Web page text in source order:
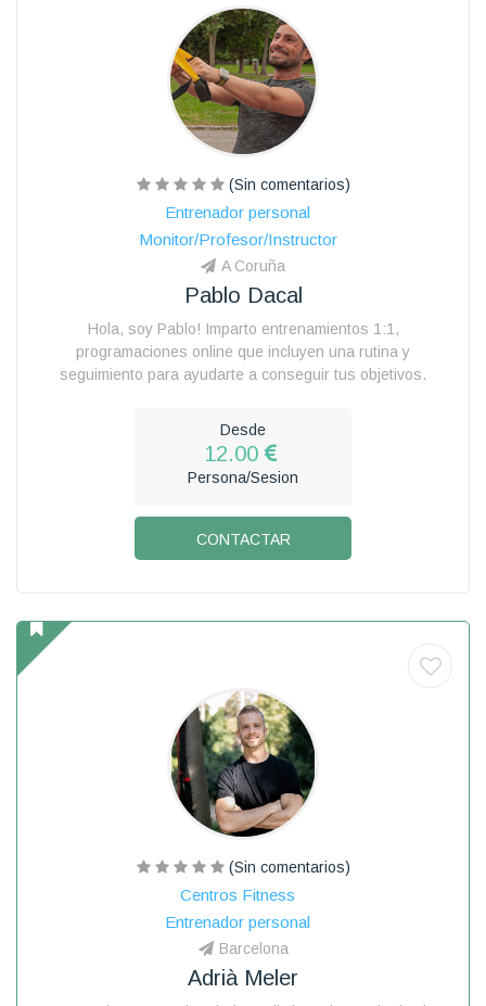
(Sin comentarios)
Entrenador personal
Monitor/Profesor/Instructor
A Coruña
Pablo Dacal
Hola, soy Pablo! Imparto entrenamientos 1:1,
programaciones online que incluyen una rutina y
seguimiento para ayudarte a conseguir tus objetivos.
Desde
12.00
Persona/Sesion
CONTACTAR
(Sin comentarios)
Centros Fitness
Entrenador personal
Barcelona
Adrià Meler